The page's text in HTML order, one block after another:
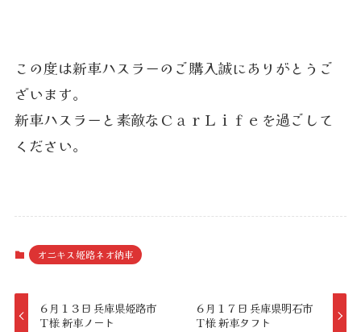
この度は新車ハスラーのご購入誠にありがとうご
ざいます。
新車ハスラーと素敵なＣａｒＬｉｆｅを過ごして
ください。
オニキス姫路ネオ納車
６月１３日 兵庫県姫路市
Ｔ様 新車ノート
６月１７日 兵庫県明石市
Ｔ様 新車タフト